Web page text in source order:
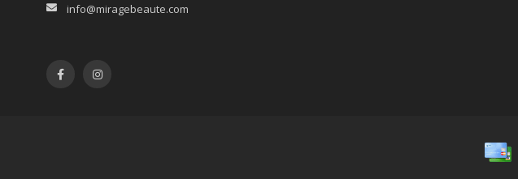
info@miragebeaute.com